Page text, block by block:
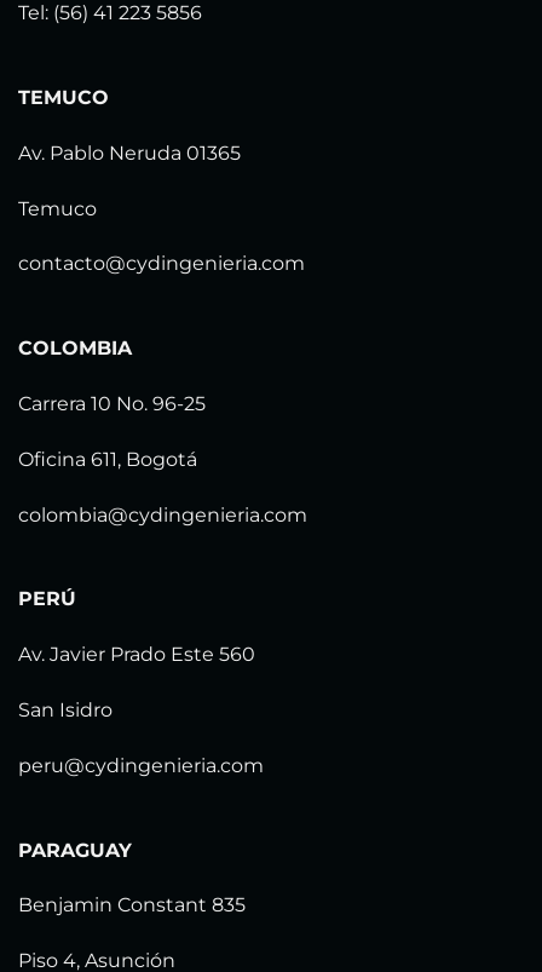
Tel: (56) 41 223 5856
TEMUCO
Av. Pablo Neruda 01365
Temuco
contacto@cydingenieria.com
COLOMBIA
Carrera 10 No. 96-25
Oficina 611, Bogotá
colombia@cydingenieria.com
PERÚ
Av. Javier Prado Este 560
San Isidro
peru@cydingenieria.com
PARAGUAY
Benjamin Constant 835
Piso 4, Asunción